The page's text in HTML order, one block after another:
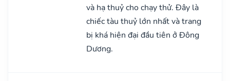
và hạ thuỷ cho chạy thử. Đây là
chiếc tàu thuỷ lớn nhất và trang
bị khá hiện đại đầu tiên ở Đông
Dương.